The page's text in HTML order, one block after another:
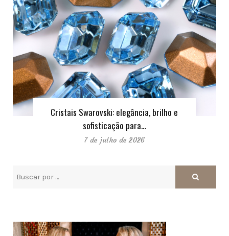
Cristais Swarovski: elegância, brilho e
sofisticação para…
7 de julho de 2026